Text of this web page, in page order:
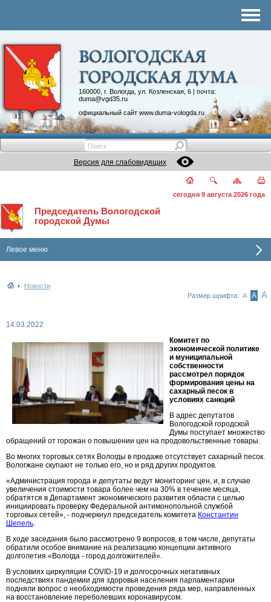
160000, г. Вологда, ул. Козленская, 6 | почта:
duma@vgd35.ru
официальный сайт www.duma-vologda.ru
Контакты
Депутатские объединения
Версия для слабовидящих
сегодня 9 августа 2026 года
Председатель Вологодской
городской Думы
Левое меню
Новости
Размер шрифта: А А А
14.03.2022
Комитет по
экономической политике
и муниципальной
собственности
рассмотрел порядок
формирования цены на
сахарный песок в
условиях санкций
В адрес депутатов
Вологодской городской
Думы поступает множество
обращений от горожан о повышении цен на продовольственные товары.
Во многих торговых сетях Вологды в продаже отсутствует сахарный песок.
Вологжане скупают не только его, но и ряд других продуктов.
«Администрация города и депутаты ведут мониторинг цен, и, в случае
увеличения стоимости товара более чем на 30% в течение месяца,
обратятся в Департамент экономического развития области с целью
инициировать проверку Федеральной антимонопольной службой
торговых сетей», - подчеркнул председатель комитета Константин
Шепель.
В ходе заседания было рассмотрено 9 вопросов, в том числе, депутаты
обратили особое внимание на реализацию концепции активного
долголетия «Вологда - город долгожителей».
В условиях циркуляции COVID-19 и долгосрочных негативных
последствиях пандемии для здоровья населения парламентарии
подняли вопрос о необходимости проведения ряда мер, направленных
на восстановление переболевших коронавирусом.